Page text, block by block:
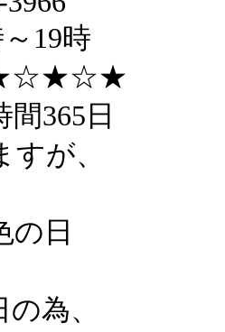
19時
365日
が、
の日
為、